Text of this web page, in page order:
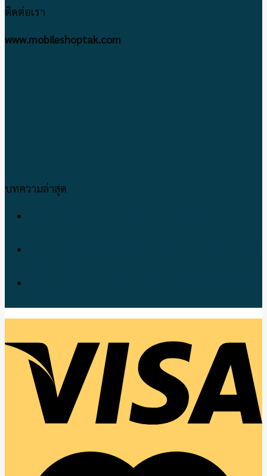
ติดต่อเรา
www.mobileshoptak.com
บทความล่าสุด